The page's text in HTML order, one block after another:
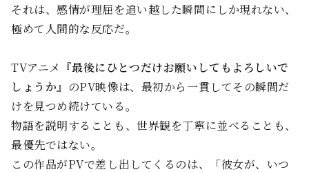
それは、感情が理屈を追い越した瞬間にしか現れない、
極めて人間的な反応だ。
TVアニメ『最後にひとつだけお願いしてもよろしいで
しょうか』のPV映像は、最初から一貫してその瞬間だ
けを見つめ続けている。
物語を説明することも、世界観を丁寧に並べることも、
最優先ではない。
この作品がPVで差し出してくるのは、「彼女が、いつ